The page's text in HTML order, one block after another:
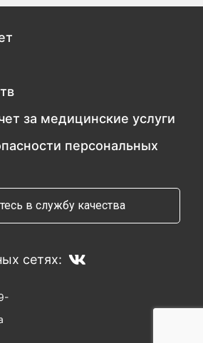
за медицинские услуги
персональных
в службу качества
сетях: